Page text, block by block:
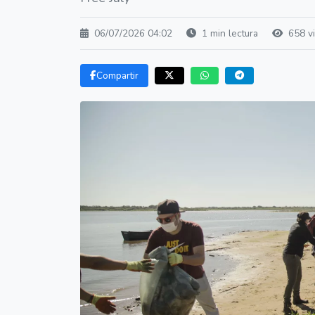
06/07/2026 04:02 1 min lectura 658
Compartir